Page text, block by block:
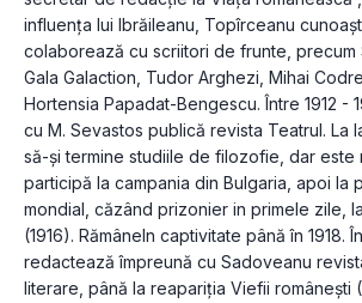
influenţa lui Ibrăileanu, Topîrceanu
colaborează cu scriitori de frunte, precum
Gala Galaction, Tudor Arghezi, Mihai
Hortensia Papadat-Bengescu. Între 1912 -
cu M. Sevastos publică revista Teatrul. La
să-şi termine studiile de filozofie, dar este
participă la campania din Bulgaria, apoi la
mondial, căzând prizonier in primele zile,
(1916). Rămâneln captivitate până în 1918.
redactează împreună cu Sadoveanu
literare, până la reapariţia Viefii româneşti